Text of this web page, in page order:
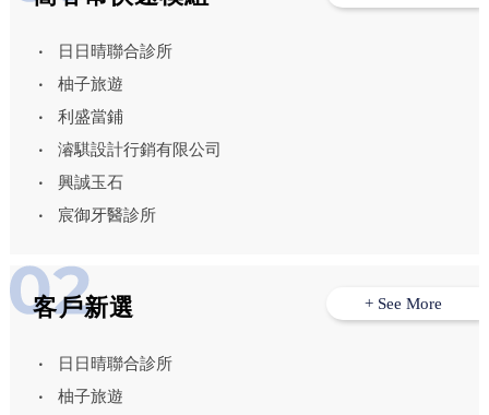
日日晴聯合診所
柚子旅遊
利盛當鋪
濬騏設計行銷有限公司
興誠玉石
宸御牙醫診所
客戶新選
日日晴聯合診所
柚子旅遊
+ See More